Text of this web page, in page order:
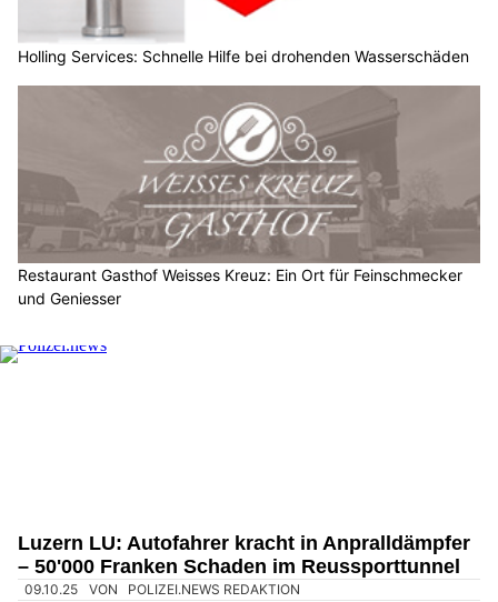
Holling Services: Schnelle Hilfe bei drohenden Wasserschäden
Restaurant Gasthof Weisses Kreuz: Ein Ort für Feinschmecker
und Geniesser
Luzern LU: Autofahrer kracht in Anpralldämpfer
– 50'000 Franken Schaden im Reussporttunnel
09.10.25 VON POLIZEI.NEWS REDAKTION